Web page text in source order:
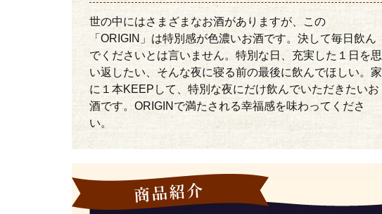
世の中にはさまざまなお酒がありますが、この
「ORIGIN」は特別感が色濃いお酒です。決して毎日飲ん
でくださいとは言いません。特別な日、充実した１日を思
い返したい、そんな夜に寝る前の最後に飲んでほしい。家
に１本KEEPして、特別な夜にだけ飲んでいただきたいお
酒です。ORIGINで満たされる幸福感を味わってくださ
い。